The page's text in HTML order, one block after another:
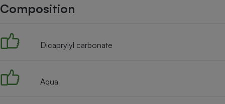
Composition
Dicaprylyl carbonate
Aqua